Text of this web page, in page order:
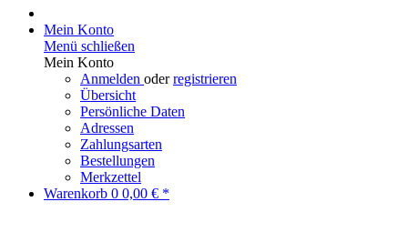
Mein Konto
Menü schließen
Mein Konto
Anmelden oderregistrieren
Übersicht
Persönliche Daten
Adressen
Zahlungsarten
Bestellungen
Merkzettel
Warenkorb 0 0,00 € *